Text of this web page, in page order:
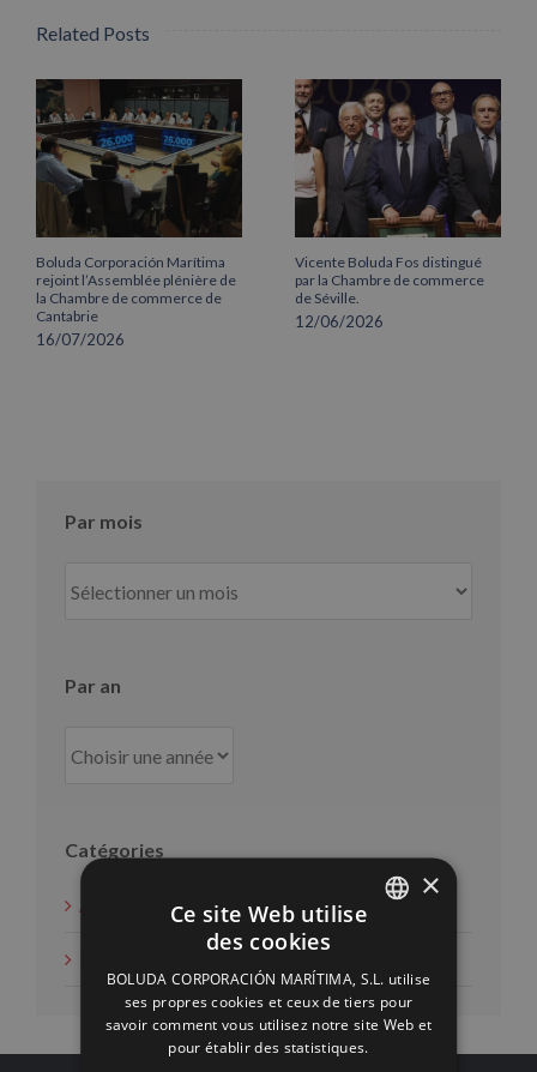
Related Posts
Boluda Corporación Marítima
rejoint l’Assemblée plénière de
la Chambre de commerce de
Cantabrie
16/07/2026
Vicente Boluda Fos distingué
par la Chambre de commerce
de Séville.
12/06/2026
Par mois
mois
Par an
Catégories
Actions d'intérêt social
ENGLISH
FRENCH
×
Ce site Web utilise
des cookies
BOLUDA CORPORACIÓN MARÍTIMA, S.L. utilise
ses propres cookies et ceux de tiers pour
savoir comment vous utilisez notre site Web et
pour établir des statistiques.